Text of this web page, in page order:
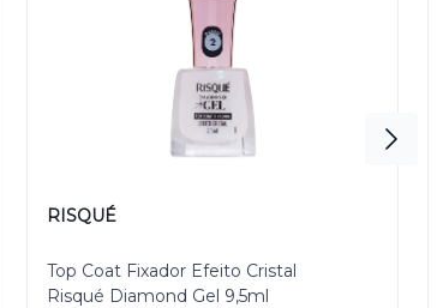
RISQUÉ
Top Coat Fixador Efeito Cristal
Risqué Diamond Gel 9,5ml